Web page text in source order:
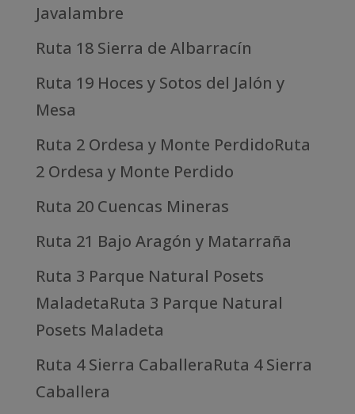
Javalambre
Ruta 18 Sierra de Albarracín
Ruta 19 Hoces y Sotos del Jalón y
Mesa
Ruta 2 Ordesa y Monte PerdidoRuta
2 Ordesa y Monte Perdido
Ruta 20 Cuencas Mineras
Ruta 21 Bajo Aragón y Matarraña
Ruta 3 Parque Natural Posets
MaladetaRuta 3 Parque Natural
Posets Maladeta
Ruta 4 Sierra CaballeraRuta 4 Sierra
Caballera